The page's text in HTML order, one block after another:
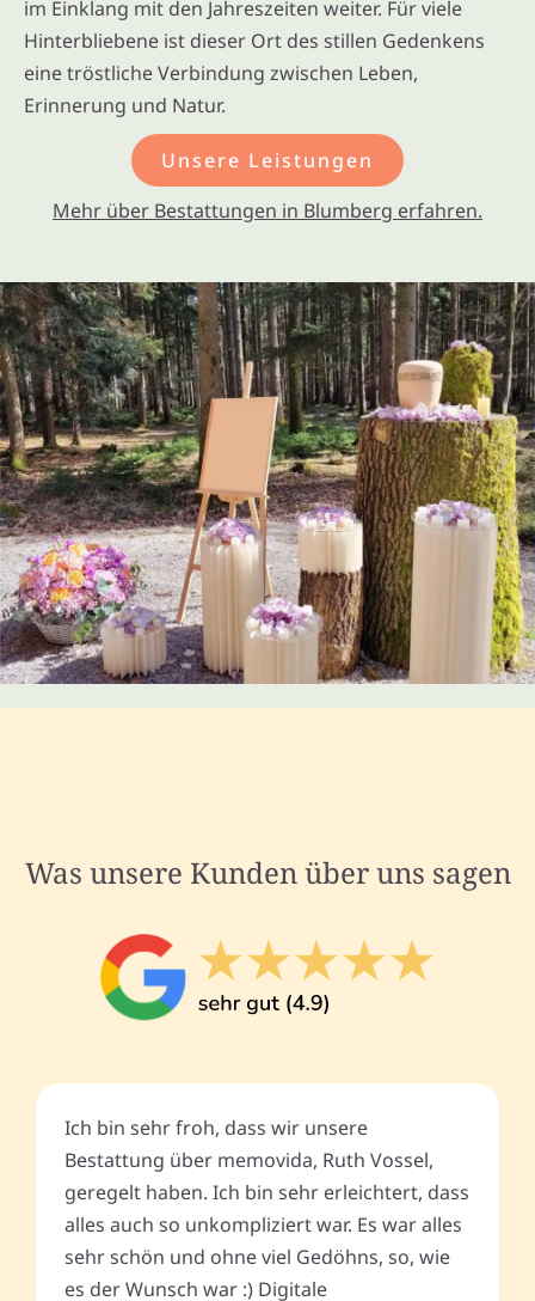
im Einklang mit den Jahreszeiten weiter. Für viele
Hinterbliebene ist dieser Ort des stillen Gedenkens
eine tröstliche Verbindung zwischen Leben,
Erinnerung und Natur.
Unsere Leistungen
Mehr über Bestattungen in Blumberg erfahren.
Was unsere Kunden über uns sagen
Ich bin sehr froh, dass wir unsere
Bestattung über memovida, Ruth Vossel,
geregelt haben. Ich bin sehr erleichtert, dass
alles auch so unkompliziert war. Es war alles
sehr schön und ohne viel Gedöhns, so, wie
es der Wunsch war :) Digitale